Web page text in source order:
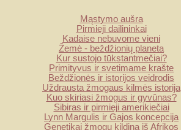
Mąstymo aušra
Pirmieji dailininkai
Kadaise nebuvome vieni
Žemė - beždžionių planeta
Kur sustojo tūkstantmečiai?
Primityvus ir svetimame krašte
Beždžionės ir istorijos veidrodis
Uždrausta žmogaus kilmės istorija
Kuo skiriasi žmogus ir gyvūnas?
Sibiras ir pirmieji amerikiečiai
Lynn Margulis ir Gajos koncepcija
Genetikai žmogų kildina iš Afrikos